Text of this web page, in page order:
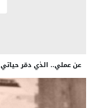
عن عملي.. الذي دمّر حياتي